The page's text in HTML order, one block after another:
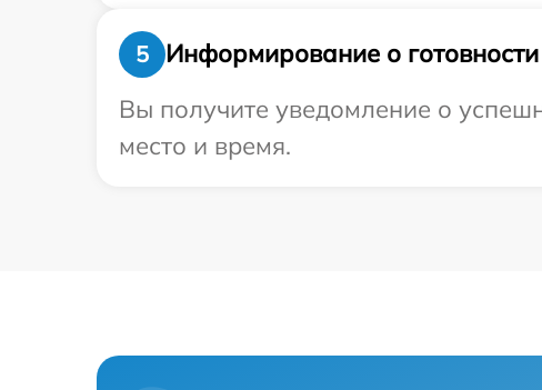
5
Информирование о готовности
Вы получите уведомление о
место и время.